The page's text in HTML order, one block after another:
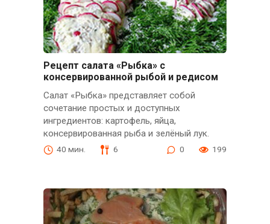
Рецепт салата «Рыбка» с
консервированной рыбой и редисом
Салат «Рыбка» представляет собой
сочетание простых и доступных
ингредиентов: картофель, яйца,
консервированная рыба и зелёный лук.
40 мин. 6 0 199